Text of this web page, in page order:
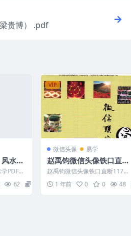
《山水真崇》（梁贵博） .pdf
水学
Y
PDF22
62
VIP
微信头像 易学
赵禹钧微信头像铁口直断
117页
赵禹钧微信头像铁口直断117页
1 年前 0 0 48